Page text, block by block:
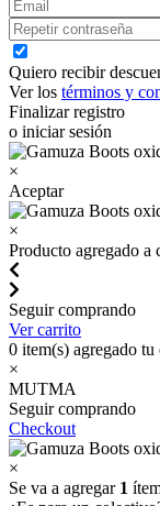
Quiero recibir
Ver los términos y
Finalizar registro
o iniciar sesión
×
Aceptar
×
Producto agregado a
Seguir comprando
Ver carrito
0 item(s) agregado tu
×
MUTMA
Seguir comprando
Checkout
×
Se va a agregar 1